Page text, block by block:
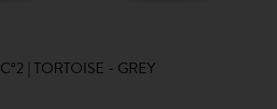
C°2 | TORTOISE - GREY